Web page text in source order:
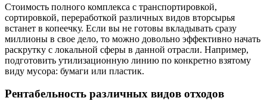
Стоимость полного комплекса с транспортировкой,
сортировкой, переработкой различных видов вторсырья
встанет в копеечку. Если вы не готовы вкладывать сразу
миллионы в свое дело, то можно довольно эффективно начать
раскрутку с локальной сферы в данной отрасли. Например,
подготовить утилизационную линию по конкретно взятому
виду мусора: бумаги или пластик.
Рентабельность различных видов отходов